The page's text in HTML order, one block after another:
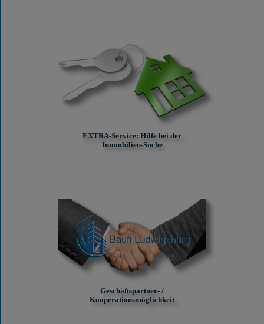
EXTRA-Service: Hilfe bei der
Immobilien-Suche
Geschäftspartner- /
Kooperationsmöglichkeit